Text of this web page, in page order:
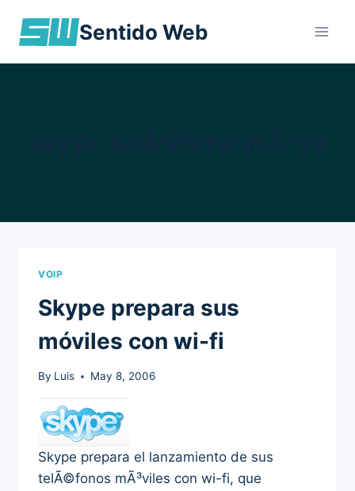
Sentido Web
VOIP
Skype prepara sus
móviles con wi-fi
By Luis May 8, 2006
Skype prepara el lanzamiento de sus
telÃ©fonos mÃ³viles con wi-fi, que